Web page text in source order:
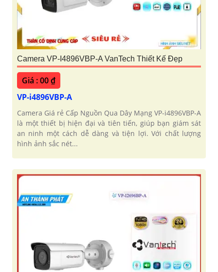
Camera VP-I4896VBP-A VanTech Thiết Kế Đẹp
Giá : 00 ₫
VP-i4896VBP-A
Camera Giá rẻ Cấp Nguồn Qua Dây Mạng VP-i4896VBP-A
là một thiết bị hiện đại và tiên tiến, giúp bạn giám sát
an ninh một cách dễ dàng và tiện lợi. Với chất lượng
hình ảnh sắc nét...